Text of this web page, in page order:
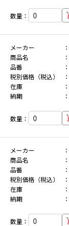
数量：
メーカー
商品名
品番
税別価格（税込）
在庫
納期
数量：
メーカー
商品名
品番
税別価格（税込）
在庫
納期
数量：